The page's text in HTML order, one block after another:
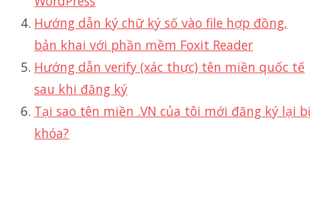
Hướng dẫn ký chữ ký số vào file hợp đồng,
bản khai với phần mềm Foxit Reader
Hướng dẫn verify (xác thực) tên miền quốc tế
sau khi đăng ký
Tại sao tên miền .VN của tôi mới đăng ký lại bị
khóa?